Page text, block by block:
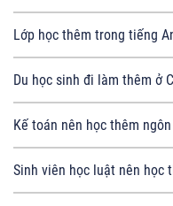
Lớp học thêm trong tiếng
Du học sinh đi làm thêm ở
Kế toán nên học thêm
Sinh viên học luật nên học